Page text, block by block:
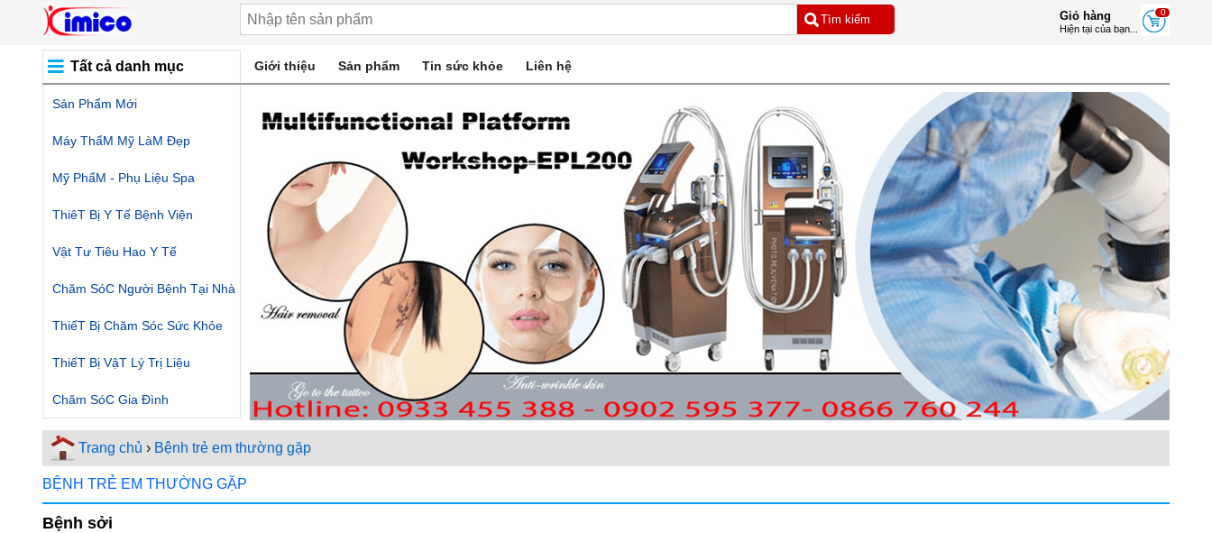
0
Giỏ hàng
Hiện tại của bạn...
Tất cả danh mục Giới thiệu Sản phẩm Tin sức khỏe Liên hệ
Sản Phẩm Mới
Máy ThẩM Mỹ LàM Đẹp
Mỹ PhẩM - Phụ Liệu Spa
ThiêT Bị Y Tế Bệnh Viện
Vật Tư Tiêu Hao Y Tế
Chăm SóC Người Bệnh Tại Nhà
ThiếT Bị Chăm Sóc Sức Khỏe
ThiếT Bị VậT Lý Trị Liệu
Chăm SóC Gia Đình
Trang chủ › Bệnh trẻ em thường gặp
BỆNH TRẺ EM THƯỜNG GẶP
Bệnh sởi